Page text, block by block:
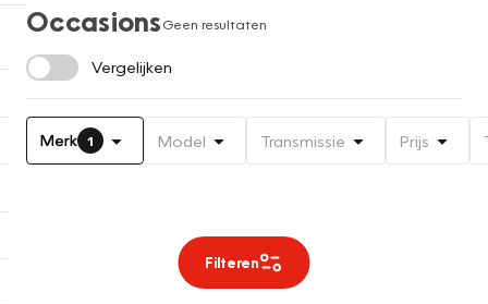
OccasionsGeen resultaten
Vergelijken
Merk 1 Model Transmissie Prijs
Filteren